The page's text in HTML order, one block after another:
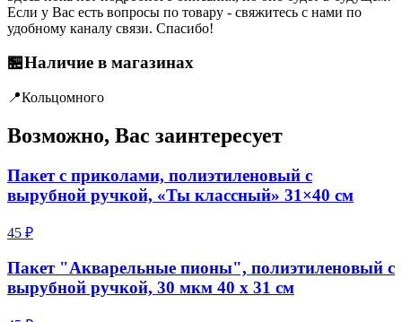
Если у Вас есть вопросы по товару - свяжитесь с нами по
удобному каналу связи. Спасибо!
🏪Наличие в магазинах
📍Кольцомного
Возможно, Вас заинтересует
Пакет с приколами, полиэтиленовый с
вырубной ручкой, «Ты классный» 31×40 см
45 ₽
Пакет "Акварельные пионы", полиэтиленовый с
вырубной ручкой, 30 мкм 40 х 31 см